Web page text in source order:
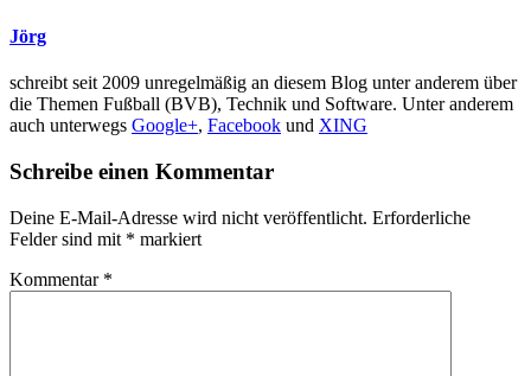
Jörg
schreibt seit 2009 unregelmäßig an diesem Blog unter anderem über
die Themen Fußball (BVB), Technik und Software. Unter anderem
auch unterwegs Google+, Facebook und XING
Schreibe einen Kommentar
Deine E-Mail-Adresse wird nicht veröffentlicht. Erforderliche
Felder sind mit * markiert
Kommentar *